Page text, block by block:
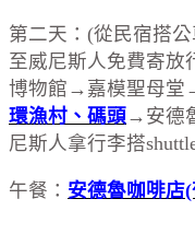
第二天：(從民宿搭
至威尼斯人免費寄
博物館→嘉模聖母
環漁村、碼頭 →安德
尼斯人拿行李搭
午餐： 安德魯咖啡店